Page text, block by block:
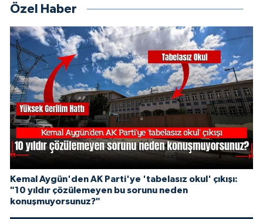
Özel Haber
Kemal Aygün'den AK Parti'ye 'tabelasız okul' çıkışı:
"10 yıldır çözülemeyen bu sorunu neden
konuşmuyorsunuz?"